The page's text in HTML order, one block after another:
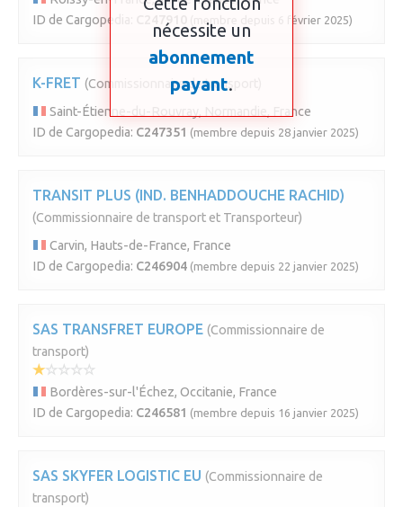
ID de Cargopedia:
C247910 (membre depuis 6 février 2025)
K-FRET (Commissionnaire de transport)
Saint-Étienne-du-Rouvray, Normandie, France
ID de Cargopedia: C247351 (membre depuis 28 janvier 2025)
TRANSIT PLUS (IND. BENHADDOUCHE RACHID)
(Commissionnaire de transport et Transporteur)
Carvin, Hauts-de-France, France
ID de Cargopedia: C246904 (membre depuis 22 janvier 2025)
SAS TRANSFRET EUROPE (Commissionnaire de
transport)
Bordères-sur-l'Échez, Occitanie, France
ID de Cargopedia: C246581 (membre depuis 16 janvier 2025)
SAS SKYFER LOGISTIC EU (Commissionnaire de
transport)
nécessite un
abonnement
payant.